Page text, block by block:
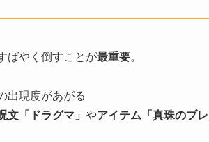
ばやく倒すことが最重要。
出現度があがる
文「ドラグマ」 やアイテム「真珠のブレ